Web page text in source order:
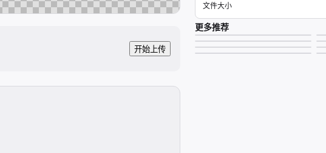
开始上传
文件大小
更多推荐